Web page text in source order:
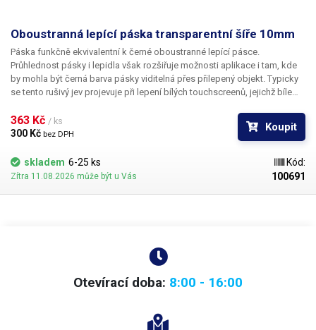
Oboustranná lepící páska transparentní šíře 10mm
Páska funkčně ekvivalentní k černé oboustranné lepící pásce.
Průhlednost pásky i lepidla však rozšiřuje možnosti aplikace i tam, kde
by mohla být černá barva pásky viditelná přes přilepený objekt. Typicky
se tento rušivý jev projevuje při lepení bílých touchscreenů, jejichž bíle
pásky působí rušivě. Délka pásky je 50m.
363 Kč / ks
300 Kč bez DPH
Koupit
skladem 6-25 ks
Zítra 11.08.2026 může být u Vás
Kód:
100691
Otevírací doba: 8:00 - 16:00